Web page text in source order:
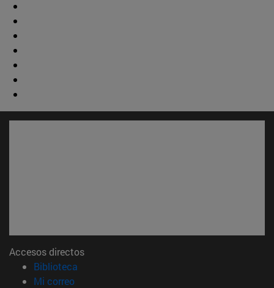
Accesos directos
Biblioteca
Mi correo(abre en nueva ventana)